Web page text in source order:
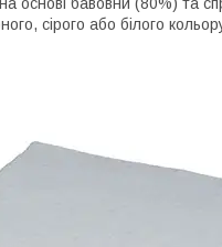
сірого або білого